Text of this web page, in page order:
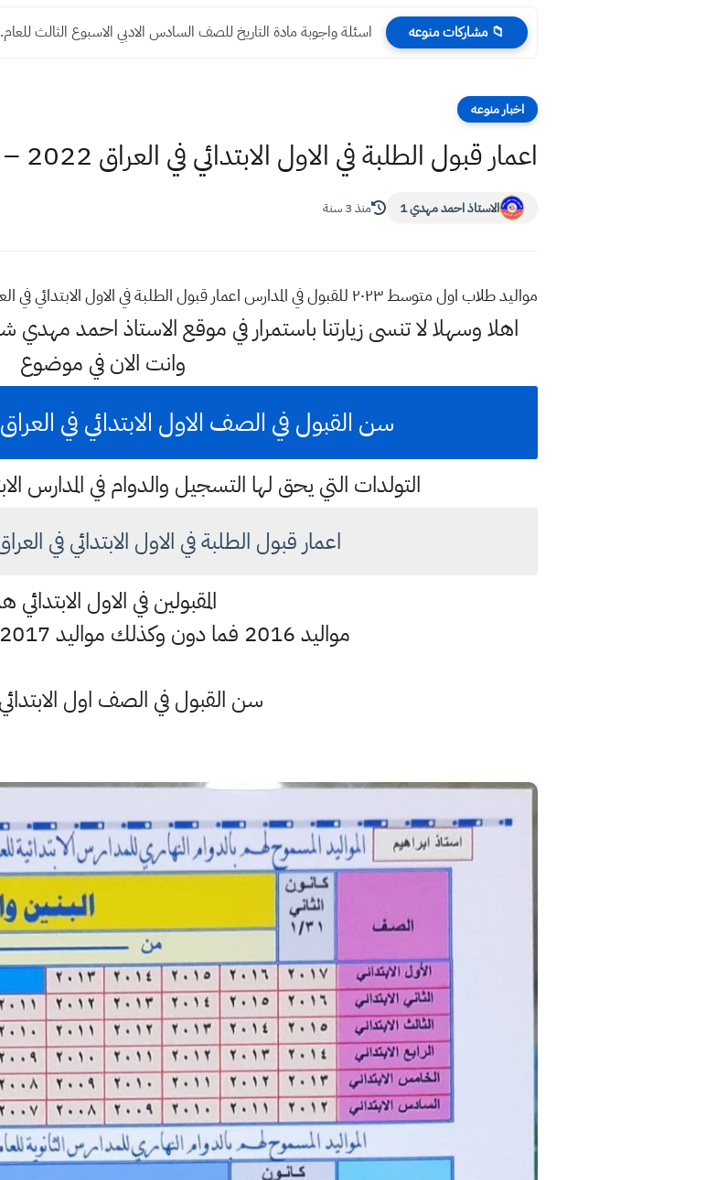
📁 مشاركات منوعه اسئلة واجوبة مادة التاريخ للصف السادس الادبي الاسبوع الثالث
اخبار منوعه
اعمار قبول الطلبة في الاول الابتدائي في العراق 2022 – 2023
الاستاذ احمد مهدي 1 منذ 3 سنة
مواليد طلاب اول متوسط ٢٠٢٣ للقبول في المدارس اعمار قبول الطلبة في الاول الابتدائي في العراق 2022 – 2023
اهلا وسهلالا تنسى زيارتنا باستمرار في موقع الاستاذ احمد
وانت الان في موضوع
سن القبول في الصف الاول الابتدائي في العراق
التولدات التي يحق لها التسجيل والدوام في المدارس
اعمار قبول الطلبة في الاول الابتدائي في العراق 2022 –
المقبولين في الاول الابتدائي
مواليد 2016 فما دون وكذلك مواليد 2017 الشهر الاول حصرا
سن القبول في الصف اول الابتدائي 2023